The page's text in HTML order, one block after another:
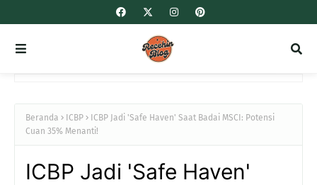
Beranda ICBP
ICBP Jadi 'Safe Haven' Saat Badai MSCI: Potensi
Cuan 35% Menanti!
ICBP Jadi 'Safe Haven'